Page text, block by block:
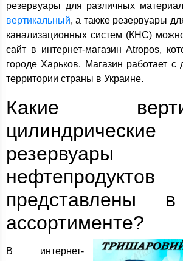
резервуары для различных
вертикальный, а также резервуары
канализационных систем (КНС)
сайт в интернет-магазин Atropos,
городе Харьков. Магазин работает с
территории страны в Украине.
Какие
цилиндрические
нефтепродуктов
представлены
ассортименте?
В интернет-